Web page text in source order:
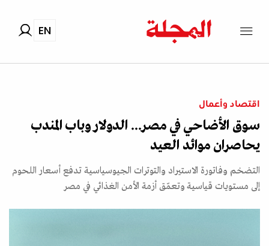
EN
اقتصاد وأعمال
سوق الأضاحي في مصر... الدولار وباب المندب
يحاصران موائد العيد
التضخم وفاتورة الاستيراد والتوترات الجيوسياسية تدفع أسعار اللحوم
إلى مستويات قياسية وتعمّق أزمة الأمن الغذائي في مصر